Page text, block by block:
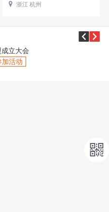
 浙江 杭州

开源中国开源世界”大会
加活动
